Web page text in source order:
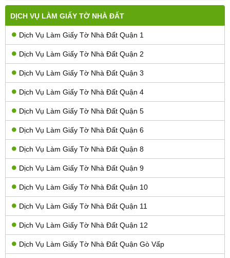
DỊCH VỤ LÀM GIẤY TỜ NHÀ ĐẤT
Dịch Vụ Làm Giấy Tờ Nhà Đất Quận 1
Dịch Vụ Làm Giấy Tờ Nhà Đất Quận 2
Dịch Vụ Làm Giấy Tờ Nhà Đất Quận 3
Dịch Vụ Làm Giấy Tờ Nhà Đất Quận 4
Dịch Vụ Làm Giấy Tờ Nhà Đất Quận 5
Dịch Vụ Làm Giấy Tờ Nhà Đất Quận 6
Dịch Vụ Làm Giấy Tờ Nhà Đất Quận 8
Dịch Vụ Làm Giấy Tờ Nhà Đất Quận 9
Dịch Vụ Làm Giấy Tờ Nhà Đất Quận 10
Dịch Vụ Làm Giấy Tờ Nhà Đất Quận 11
Dịch Vụ Làm Giấy Tờ Nhà Đất Quận 12
Dịch Vụ Làm Giấy Tờ Nhà Đất Quận Gò Vấp